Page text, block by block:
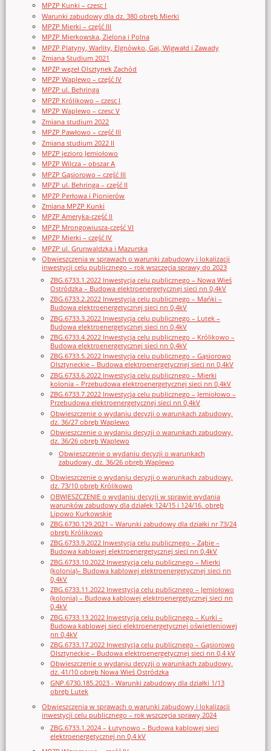
MPZP Kunki – czesc I
Warunki zabudowy dla dz. 380 obręb Mierki
MPZP Mierki – część III
MPZP Mierkowska, Zielona i Polna
MPZP Platyny, Warlity, Elgnówko, Gaj, Wigwałd i Zawady
Zmiana Studium 2021
MPZP węzeł Olsztynek Zachód
MPZP Waplewo – część IV
MPZP ul. Behringa
MPZP Królikowo – czesc I
MPZP Waplewo – czesc V
Zmiana studium 2022
MPZP Pawłowo – część III
Zmiana studium 2022 II
MPZP jezioro Jemiołowo
MPZP Wilcza – obszar A
MPZP Gąsiorowo – część III
MPZP ul. Behringa – część II
MPZP Perłowa i Pionierów
Zmiana MPZP Kunki
MPZP Ameryka-część II
MPZP Mrongowiusza-część VI
MPZP Mierki – część IV
MPZP ul. Grunwaldzka i Mazurska
Obwieszczenia w sprawach o warunki zabudowy i lokalizacji
inwestycji celu publicznego – rok wszczęcia sprawy do 2023
ZBG.6733.1.2022 Inwestycja celu publicznego – Nowa Wieś
Ostródzka – Budowa elektroenergetycznej sieci nn 0,4kV
ZBG.6733.2.2022 Inwestycja celu publicznego – Mańki –
Budowa elektroenergetycznej sieci nn 0,4kV
ZBG.6733.3.2022 Inwestycja celu publicznego – Lutek –
Budowa elektroenergetycznej sieci nn 0,4kV
ZBG.6733.4.2022 Inwestycja celu publicznego – Królikowo –
Budowa elektroenergetycznej sieci nn 0,4kV
ZBG.6733.5.2022 Inwestycja celu publicznego – Gąsiorowo
Olsztyneckie – Budowa elektroenergetycznej sieci nn 0,4kV
ZBG.6733.6.2022 Inwestycja celu publicznego – Mierki
kolonia – Przebudowa elektroenergetycznej sieci nn 0,4kV
ZBG.6733.7.2022 Inwestycja celu publicznego – Jemiołowo –
Przebudowa elektroenergetycznej sieci nn 0,4kV
Obwieszczenie o wydaniu decyzji o warunkach zabudowy,
dz. 36/27 obręb Waplewo
Obwieszczenie o wydaniu decyzji o warunkach zabudowy,
dz. 36/26 obręb Waplewo
Obwieszczenie o wydaniu decyzji o warunkach
zabudowy, dz. 36/26 obręb Waplewo
Obwieszczenie o wydaniu decyzji o warunkach zabudowy,
dz. 73/10 obręb Królikowo
OBWIESZCZENIE o wydaniu decyzji w sprawie wydania
warunków zabudowy dla działek 124/15 i 124/16, obręb
Lipowo Kurkowskie
ZBG.6730.129.2021 – Warunki zabudowy dla działki nr 73/24
obręb Królikowo
ZBG.6733.9.2022 Inwestycja celu publicznego – Ząbie –
Budowa kablowej elektroenergetycznej sieci nn 0,4kV
ZBG.6733.10.2022 Inwestycja celu publicznego – Mierki
(kolonia)– Budowa kablowej elektroenergetycznej sieci nn
0,4kV
ZBG.6733.11.2022 Inwestycja celu publicznego – Jemiołowo
(kolonia) – Budowa kablowej elektroenergetycznej sieci nn
0,4kV
ZBG.6733.13.2022 Inwestycja celu publicznego – Kurki –
Budowa kablowej sieci elektroenergetycznej oświetleniowej
nn 0,4kV
ZBG.6733.17.2022 Inwestycja celu publicznego – Gąsiorowo
Olsztyneckie – Budowa elektroenergetycznej sieci nn 0,4 kV
Obwieszczenie o wydaniu decyzji o warunkach zabudowy,
dz. 41/10 obręb Nowa Wieś Ostródzka
GNP.6730.185.2023 - Warunki zabudowy dla działki 1/13
obręb Lutek
Obwieszczenia w sprawach o warunki zabudowy i lokalizacji
inwestycji celu publicznego – rok wszczęcia sprawy 2024
ZBG.6733.1.2024 – Łutynowo – Budowa kablowej sieci
elektroenergetycznej nn 0,4 kV